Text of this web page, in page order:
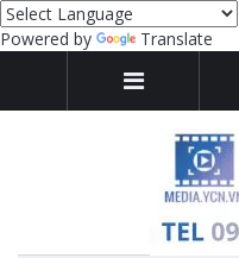
Powered by Translate